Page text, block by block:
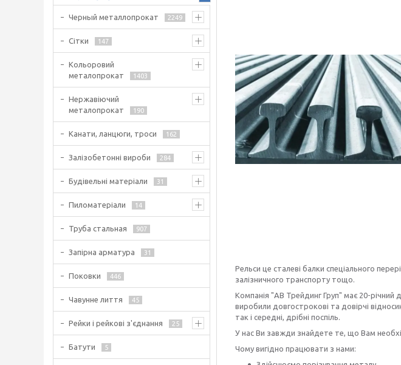
Рельси це сталеві балки спеціального
залізничного транспорту тощо.
Компанія "АВ Трейдинг Груп" має 20-річний
виробили довгострокові та довірчі
так і середні, дрібні поспіль.
У нас Ви завжди знайдете те, що Вам
Чому вигідно працювати з нами:
Черный металлопрокат 2249
Сітки 147
Кольоровий
металопрокат
1403
Нержавіючий
металопрокат
190
Канати, ланцюги, троси 162
Залізобетонні вироби 284
Будівельні матеріали 31
Пиломатеріали 14
Труба стальная 907
Запірна арматура 31
Поковки 446
Чавунне лиття 45
Рейки і рейкові з'єднання 25
Батути 5